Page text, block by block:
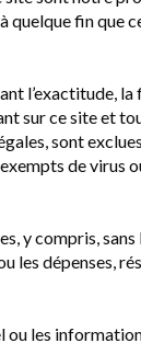
quelque fin que
l’exactitude,
sur ce site et
sont
de virus
y compris,
les dépenses,
ou les